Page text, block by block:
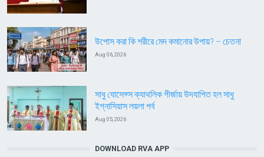
উপোস করা কি শরীরে মেদ কমানোর উপায়? – চেতনা
Aug 06, 2026
সাধু যোসেফ্স ক্যাথলিক গীর্জায় উদযাপিত হল সাধু
ইগ্নাসিয়াস লয়লা পর্ব
Aug 05, 2026
DOWNLOAD RVA APP